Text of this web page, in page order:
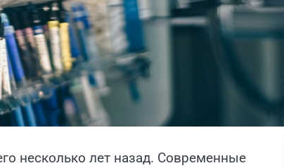
несколько лет назад. Современные